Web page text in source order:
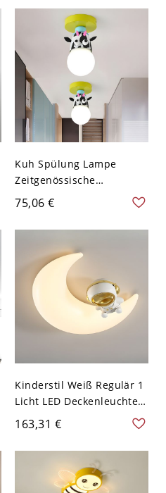
Deckenleuchte - Rosa
110V-120V Weißlicht A
Kuh Spülung Lampe
Zeitgenössische
Metallisch 1 Kopf
Schlafzimmer
Deckenmontierte Leuchte
75,06 €
Kinderstil Weiß Regulär 1
Licht LED Deckenleuchte
mit PMMA-Schirm, 110V-
120V, Mond
163,31 €